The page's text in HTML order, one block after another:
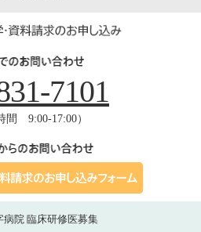
7101
間 9:00-17:00）
病院 臨床研修医募集